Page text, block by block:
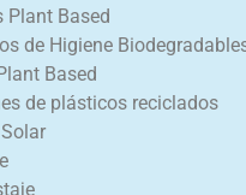
Plant Based
de Higiene
Based
de plásticos reciclados